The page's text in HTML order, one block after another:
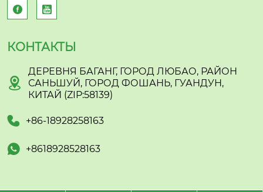
 
КОНТАКТЫ

ДЕРЕВНЯ БАГАНГ, ГОРОД ЛЮБАО, РАЙОН
САНЬШУЙ, ГОРОД ФОШАНЬ, ГУАНДУН,
КИТАЙ (ZIP:58139)
 +86-18928258163
 +8618928528163